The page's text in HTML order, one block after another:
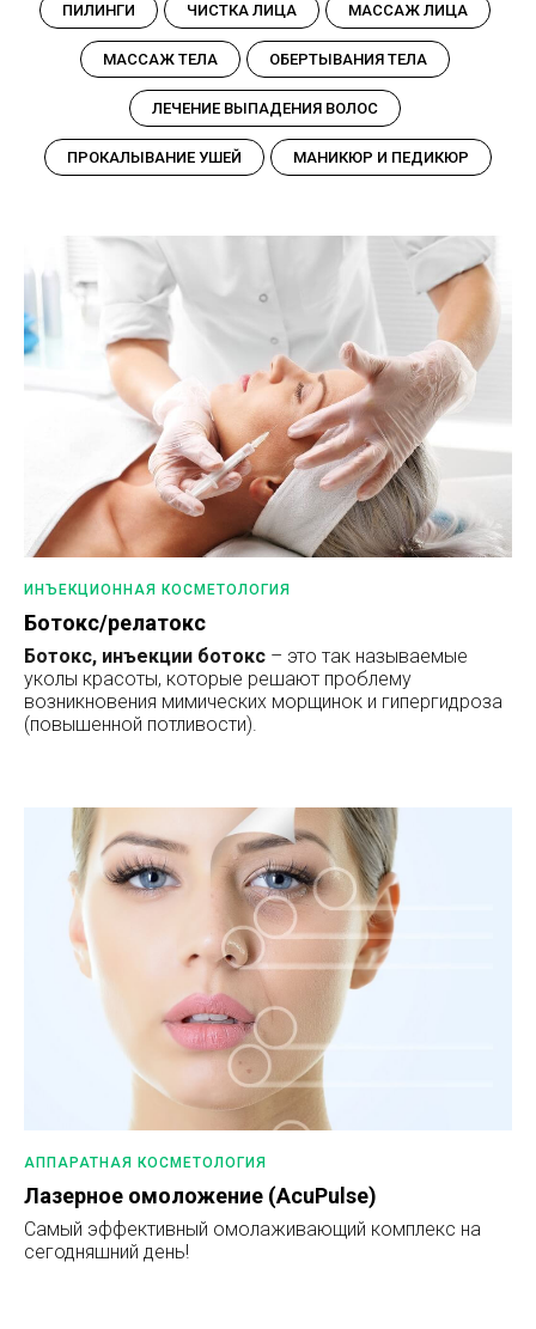
ПИЛИНГИ ЧИСТКА ЛИЦА МАССАЖ ЛИЦА
МАССАЖ ТЕЛА ОБЕРТЫВАНИЯ ТЕЛА
ЛЕЧЕНИЕ ВЫПАДЕНИЯ ВОЛОС
ПРОКАЛЫВАНИЕ УШЕЙ МАНИКЮР И ПЕДИКЮР
ИНЪЕКЦИОННАЯ КОСМЕТОЛОГИЯ
Ботокс/релатокс
Ботокс, инъекции ботокс – это так называемые
уколы красоты, которые решают проблему
возникновения мимических морщинок и гипергидроза
(повышенной потливости).
АППАРАТНАЯ КОСМЕТОЛОГИЯ
Лазерное омоложение (AcuPulse)
Самый эффективный омолаживающий комплекс на
сегодняшний день!